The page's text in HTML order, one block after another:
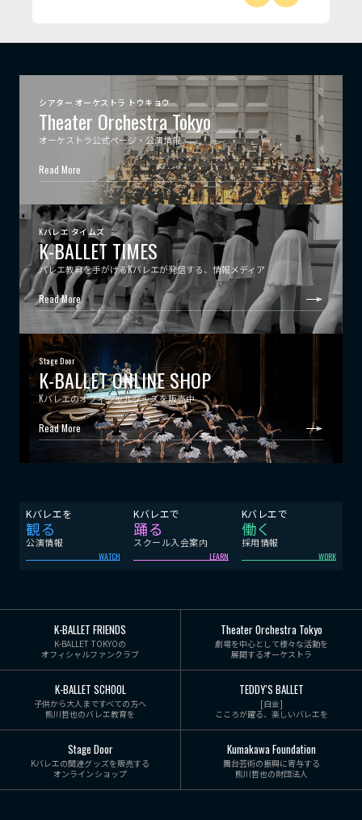
シアター オーケストラ トウキョウ
Theater Orchestra Tokyo
オーケストラ公式ページ・公演情報
Read More
Kバレエ タイムズ
K-BALLET TIMES
バレエ教育を手がけるKバレエが発信する、情報メディア
Read More
Stage Door
K-BALLET ONLINE SHOP
Kバレエのオフィシャルグッズを販売中
Read More
Kバレエを
観る
公演情報
WATCH
Kバレエで
踊る
スクール入会案内
LEARN
Kバレエで
働く
採用情報
WORK
K-BALLET FRIENDS
K-BALLET TOKYOの
オフィシャルファンクラブ
Theater Orchestra Tokyo
劇場を中心として様々な活動を
展開するオーケストラ
K-BALLET SCHOOL
子供から大人まですべての方へ
熊川哲也のバレエ教育を
TEDDY'S BALLET
[白金]
こころが躍る、楽しいバレエを
Stage Door
Kバレエの関連グッズを販売する
オンラインショップ
Kumakawa Foundation
舞台芸術の振興に寄与する
熊川哲也の財団法人